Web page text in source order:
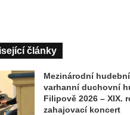
články
Mezinárodní
varhanní duchovní
Filipově 2026 – XIX.
zahajovací koncert